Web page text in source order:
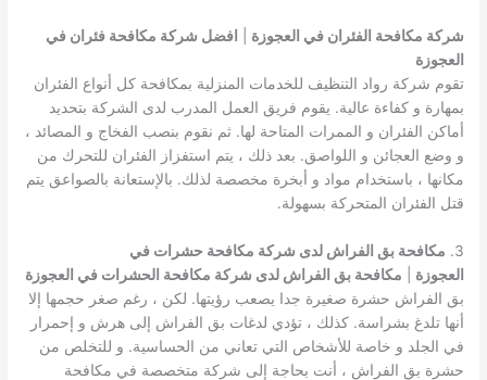
شركة مكافحة الفئران في العجوزة
افضل شركة مكافحة فئران في
العجوزة
تقوم شركة رواد التنظيف للخدمات المنزلية بمكافحة كل أنواع الفئران
بمهارة و كفاءة عالية. يقوم فريق العمل المدرب لدى الشركة بتحديد
أماكن الفئران و الممرات المتاحة لها. ثم نقوم بنصب الفخاج و المصائد ،
و وضع العجائن و اللواصق. بعد ذلك ، يتم استفزاز الفئران للتحرك من
مكانها ، باستخدام مواد و أبخرة مخصصة لذلك. بالإستعانة بالصواعق يتم
قتل الفئران المتحركة بسهولة.
3.
مكافحة بق الفراش لدى شركة مكافحة حشرات في
العجوزة
مكافحة بق الفراش لدى شركة مكافحة الحشرات في العجوزة
بق الفراش حشرة صغيرة جدا يصعب رؤيتها. لكن ، رغم صغر حجمها إلا
أنها تلدغ بشراسة. كذلك ، تؤدي لدغات بق الفراش إلى هرش و إحمرار
في الجلد و خاصة للأشخاص التي تعاني من الحساسية. و للتخلص من
حشرة بق الفراش ، أنت بحاجة إلى شركة متخصصة في مكافحة